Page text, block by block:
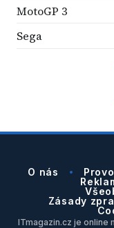
MotoGP 3
Sega
O nás
Zásady
ITmagazin.cz je online